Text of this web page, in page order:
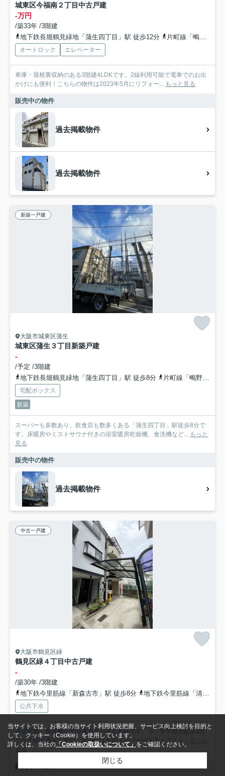
城東区今福南２丁目中古戸建
-万円
/築33年 /3階建
地下鉄長堀鶴見緑地「蒲生四丁目」駅 徒歩12分
片町線「鴫野」駅 徒歩15分
オートロック エレベーター
車庫・屋根裏収納のある3階建4LDKです。2線利用可能で電車でのお出
かけにも便利！こちらの物件は2023年5月にリフォー...
もっと見る
販売中の物件
過去掲載物件
過去掲載物件
新築一戸建
大阪市城東区蒲生
城東区蒲生３丁目新築戸建
-
/予定 /3階建
地下鉄長堀鶴見緑地「蒲生四丁目」駅 徒歩8分
片町線「鴫野」駅 徒歩12分
宅配ボックス
新築
スーパーも多数あり、飲食店も数多くある「蒲生四丁目」駅徒歩8分で
す。床暖房やミストサウナ付きの浴室暖房乾燥機、食洗機など...
もっと
見る
販売中の物件
過去掲載物件
中古一戸建
大阪市鶴見区緑
鶴見区緑４丁目中古戸建
-
/築30年 /3階建
地下鉄今里筋線「新森古市」駅 徒歩8分
地下鉄今里筋線「清水」駅 徒歩9分
公共下水
浴室乾燥・食洗機など設備充実の中古戸建です。小・中学校が徒歩3分
でお子様の通学も安心。周辺には大型スーパーやドラッグスト...
もっと
見る
販売中の物件
当サイトでは、お客様の当サイト利用状況把握、サービス向上検討を目的と
して、クッキー（Cookie）を使用しています。
詳しくは、当社の 「Cookieの取扱いについて」 をご確認ください。
閉じる